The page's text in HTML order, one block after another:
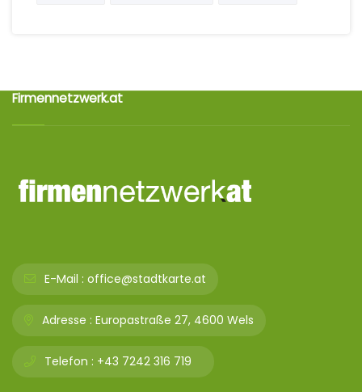
Firmennetzwerk.at
E-Mail : office@stadtkarte.at
Adresse : Europastraße 27, 4600 Wels
Telefon : +43 7242 316 719